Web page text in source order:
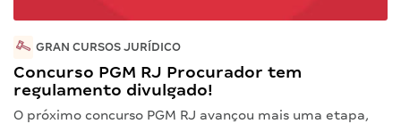
GRAN CURSOS JURÍDICO
Concurso PGM RJ Procurador tem
regulamento divulgado!
O próximo concurso PGM RJ avançou mais uma etapa,